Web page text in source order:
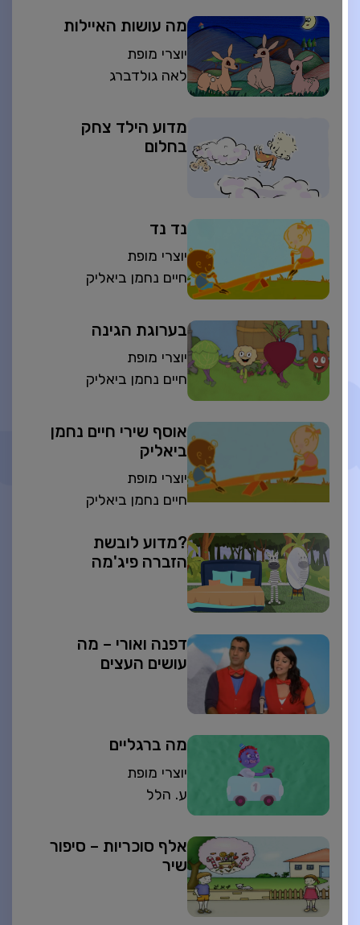
מה עושות האיילות
יוצרי מופת
לאה גולדברג
מדוע הילד צחק
בחלום
נד נד
יוצרי מופת
חיים נחמן ביאליק
בערוגת הגינה
יוצרי מופת
חיים נחמן ביאליק
אוסף שירי חיים נחמן
ביאליק
יוצרי מופת
חיים נחמן ביאליק
?מדוע לובשת
הזברה פיג'מה
דפנה ואורי – מה
עושים העצים
מה ברגליים
יוצרי מופת
ע. הלל
אלף סוכריות – סיפור
שיר